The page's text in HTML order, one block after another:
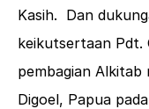
Kasih. Dan
keikutsertaan Pdt.
pembagian Alkitab
Digoel, Papua